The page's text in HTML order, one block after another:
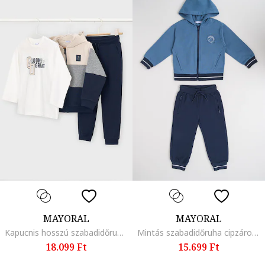
MAYORAL
Kapucnis hosszú szabadidőruha, Sötétkék/Hamuszürke/Világosbézs
18.099 Ft
MAYORAL
Mintás szabadidőruha cipzáros zsebekkel, Olajkék/Tengerészkék
15.699 Ft